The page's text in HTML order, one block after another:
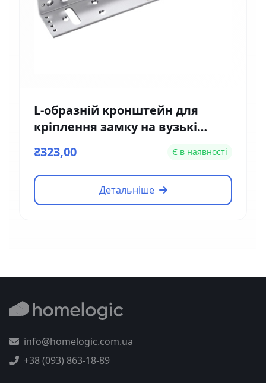
L-образній кронштейн для
кріплення замку на вузькі
₴323,00 Є в наявності
Детальніше
info@homelogic.com.ua
+38 (093) 863-18-89